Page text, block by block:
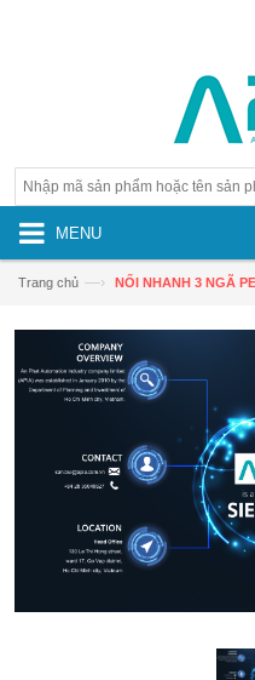
MENU
Trang chủ —› NỐI NHANH 3 NGÃ